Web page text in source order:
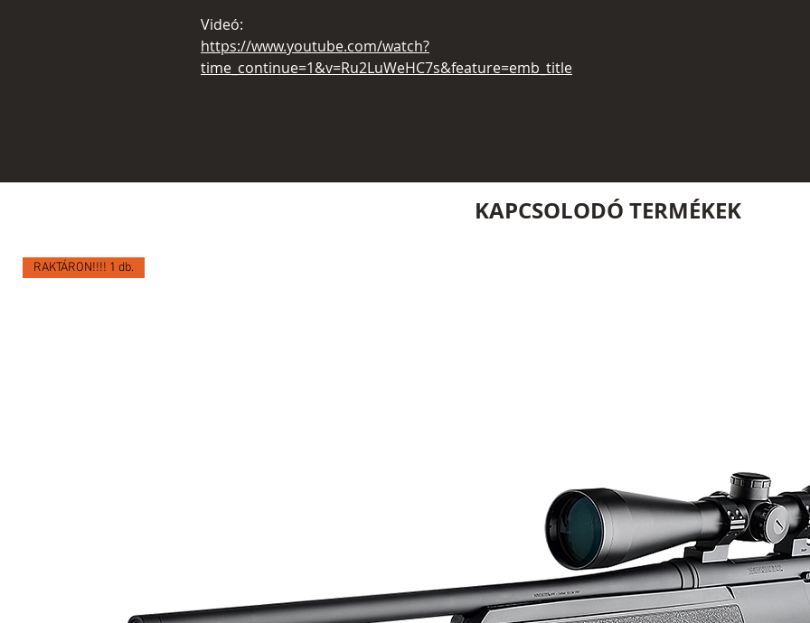
Videó:
https://www.youtube.com/watch?
time_continue=1&v=Ru2LuWeHC7s&feature=emb_title
KAPCSOLODÓ TERMÉKEK
RAKTÁRON!!!! 1 db.